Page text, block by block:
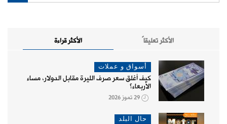
الأكثر قراءة الأكثر تعليقاً
أسواق و عملات
كيف أغلق سعر صرف الليرة مقابل الدولار، مساء
الأربعاء؟
29 تموز 2026
حال البلد